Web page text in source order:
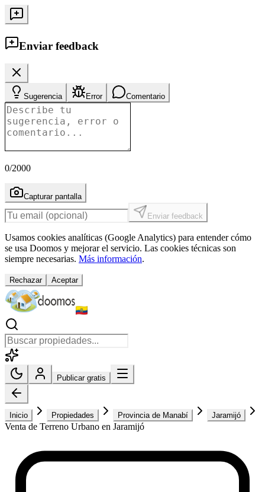
Enviar feedback
Sugerencia Error Comentario
0/2000
Capturar pantalla
Enviar feedback
Usamos cookies analíticas (Google Analytics) para entender cómo
se usa Doomos y mejorar el servicio. Las cookies técnicas son
siempre necesarias. Más información.
Rechazar Aceptar
Publicar gratis
Inicio Propiedades Provincia de Manabí Jaramijó
Venta de Terreno Urbano en Jaramijó